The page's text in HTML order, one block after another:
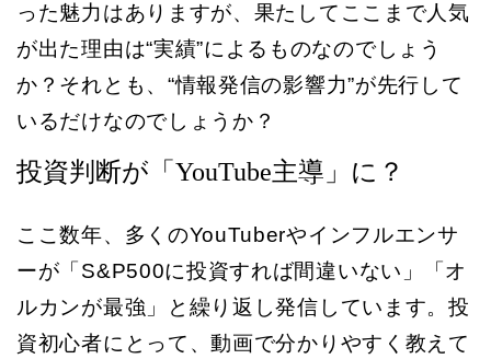
った魅力はありますが、果たしてここまで人気
が出た理由は“実績”によるものなのでしょう
か？それとも、“情報発信の影響力”が先行して
いるだけなのでしょうか？
投資判断が「YouTube主導」に？
ここ数年、多くのYouTuberやインフルエンサ
ーが「S&P500に投資すれば間違いない」「オ
ルカンが最強」と繰り返し発信しています。投
資初心者にとって、動画で分かりやすく教えて